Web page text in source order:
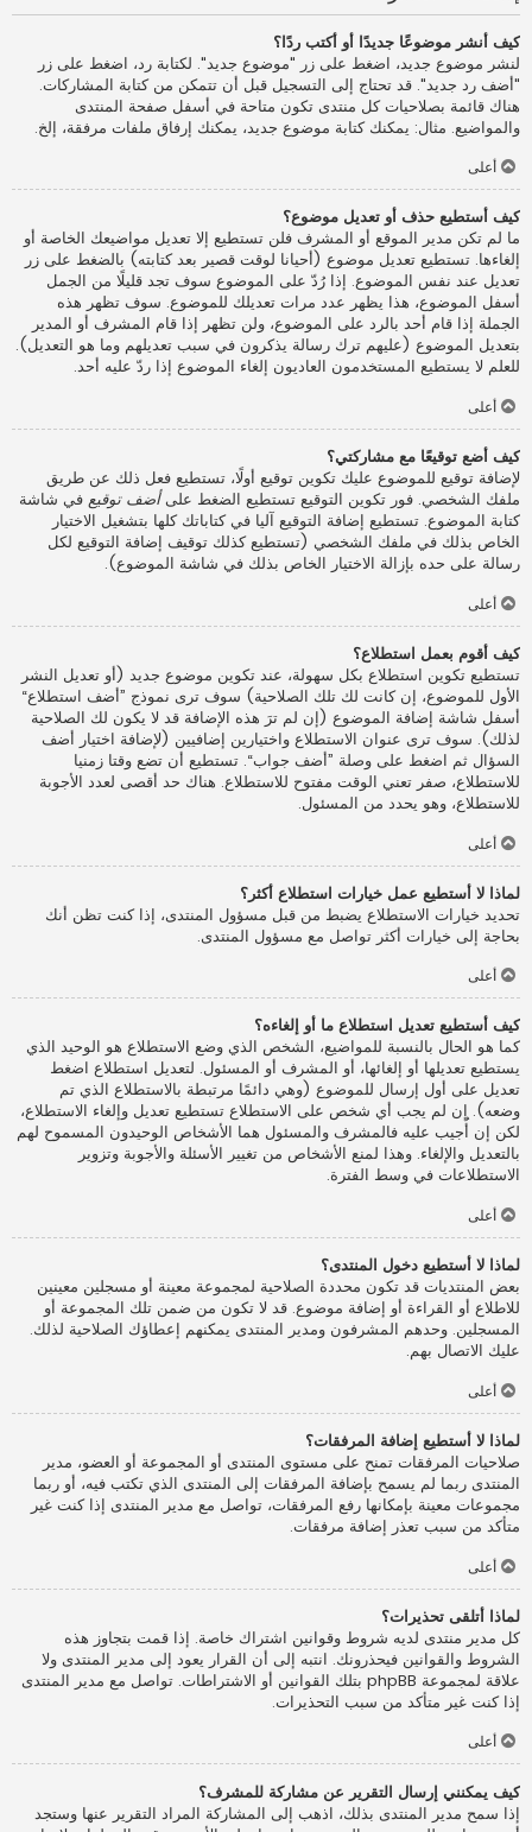
كيف أنشر موضوعًا جديدًا أو أكتب ردًا؟
لنشر موضوع جديد، اضغط على زر "موضوع جديد". لكتابة رد، اضغط على زر
"أضف رد جديد". قد تحتاج إلى التسجيل قبل أن تتمكن من كتابة المشاركات.
هناك قائمة بصلاحيات كل منتدى تكون متاحة في أسفل صفحة المنتدى
والمواضيع. مثال: يمكنك كتابة موضوع جديد، يمكنك إرفاق ملفات مرفقة، إلخ.
أعلى
كيف أستطيع حذف أو تعديل موضوع؟
ما لم تكن مدير الموقع أو المشرف فلن تستطيع إلا تعديل مواضيعك الخاصة أو
إلغاءها. تستطيع تعديل موضوع (أحيانا لوقت قصير بعد كتابته) بالضغط على زر
تعديل عند نفس الموضوع. إذا رُدّ على الموضوع سوف تجد قليلًا من الجمل
أسفل الموضوع، هذا يظهر عدد مرات تعديلك للموضوع. سوف تظهر هذه
الجملة إذا قام أحد بالرد على الموضوع، ولن تظهر إذا قام المشرف أو المدير
بتعديل الموضوع (عليهم ترك رسالة يذكرون في سبب تعديلهم وما هو التعديل).
للعلم لا يستطيع المستخدمون العاديون إلغاء الموضوع إذا ردّ عليه أحد.
أعلى
كيف أضع توقيعًا مع مشاركتي؟
لإضافة توقيع للموضوع عليك تكوين توقيع أولًا، تستطيع فعل ذلك عن طريق
ملفك الشخصي. فور تكوين التوقيع تستطيع الضغط علىأضف توقيع في شاشة
كتابة الموضوع. تستطيع إضافة التوقيع آليا في كتاباتك كلها بتشغيل الاختيار
الخاص بذلك في ملفك الشخصي (تستطيع كذلك توقيف إضافة التوقيع لكل
رسالة على حده بإزالة الاختيار الخاص بذلك في شاشة الموضوع).
أعلى
كيف أقوم بعمل استطلاع؟
تستطيع تكوين استطلاع بكل سهولة، عند تكوين موضوع جديد (أو تعديل النشر
الأول للموضوع، إن كانت لك تلك الصلاحية) سوف ترى نموذج ”أضف استطلاع“
أسفل شاشة إضافة الموضوع (إن لم ترَ هذه الإضافة قد لا يكون لك الصلاحية
لذلك). سوف ترى عنوان الاستطلاع واختيارين إضافيين (لإضافة اختيار أضف
السؤال ثم اضغط على وصلة ”أضف جواب“. تستطيع أن تضع وقتا زمنيا
للاستطلاع، صفر تعني الوقت مفتوح للاستطلاع. هناك حد أقصى لعدد الأجوبة
للاستطلاع، وهو يحدد من المسئول.
أعلى
لماذا لا أستطيع عمل خيارات استطلاع أكثر؟
تحديد خيارات الاستطلاع يضبط من قبل مسؤول المنتدى، إذا كنت تظن أنك
بحاجة إلى خيارات أكثر تواصل مع مسؤول المنتدى.
أعلى
كيف أستطيع تعديل استطلاع ما أو إلغاءه؟
كما هو الحال بالنسبة للمواضيع، الشخص الذي وضع الاستطلاع هو الوحيد الذي
يستطيع تعديلها أو إلغائها، أو المشرف أو المسئول. لتعديل استطلاع اضغط
تعديل على أول إرسال للموضوع (وهي دائمًا مرتبطة بالاستطلاع الذي تم
وضعه). إن لم يجب أي شخص على الاستطلاع تستطيع تعديل وإلغاء الاستطلاع،
لكن إن أُجيب عليه فالمشرف والمسئول هما الأشخاص الوحيدون المسموح لهم
بالتعديل والإلغاء. وهذا لمنع الأشخاص من تغيير الأسئلة والأجوبة وتزوير
الاستطلاعات في وسط الفترة.
أعلى
لماذا لا أستطيع دخول المنتدى؟
بعض المنتديات قد تكون محددة الصلاحية لمجموعة معينة أو مسجلين معينين
للاطلاع أو القراءة أو إضافة موضوع. قد لا تكون من ضمن تلك المجموعة أو
المسجلين. وحدهم المشرفون ومدير المنتدى يمكنهم إعطاؤك الصلاحية لذلك.
عليك الاتصال بهم.
أعلى
لماذا لا أستطيع إضافة المرفقات؟
صلاحيات المرفقات تمنح على مستوى المنتدى أو المجموعة أو العضو، مدير
المنتدى ربما لم يسمح بإضافة المرفقات إلى المنتدى الذي تكتب فيه، أو ربما
مجموعات معينة بإمكانها رفع المرفقات، تواصل مع مدير المنتدى إذا كنت غير
متأكد من سبب تعذر إضافة مرفقات.
أعلى
لماذا أتلقى تحذيرات؟
كل مدير منتدى لديه شروط وقوانين اشتراك خاصة. إذا قمت بتجاوز هذه
الشروط والقوانين فيحذرونك. انتبه إلى أن القرار يعود إلى مدير المنتدى ولا
علاقة لمجموعة phpBB بتلك القوانين أو الاشتراطات. تواصل مع مدير المنتدى
إذا كنت غير متأكد من سبب التحذيرات.
أعلى
كيف يمكنني إرسال التقرير عن مشاركة للمشرف؟
إذا سمح مدير المنتدى بذلك، اذهب إلى المشاركة المراد التقرير عنها وستجد